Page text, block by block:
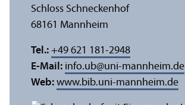
Schloss Schneckenhof
68161 Mannheim
Tel.: +49 621 181-2948
E-Mail: info.ub@uni-mannheim.de
Web: www.bib.uni-mannheim.de